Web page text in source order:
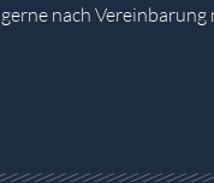
nach Vereinbarung